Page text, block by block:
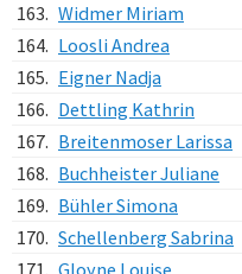
163. Widmer Miriam
164. Loosli Andrea
165. Eigner Nadja
166. Dettling Kathrin
167. Breitenmoser Larissa
168. Buchheister Juliane
169. Bühler Simona
170. Schellenberg Sabrina
171. Gloyne Louise